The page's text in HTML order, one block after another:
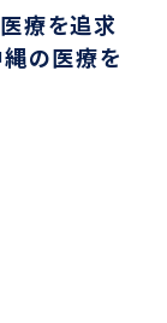
療を追求
縄の医療を